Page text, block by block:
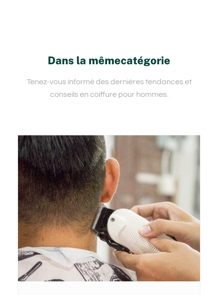
Dans la mêmecatégorie
Tenez-vous informé des dernières tendances et
conseils en coiffure pour hommes.